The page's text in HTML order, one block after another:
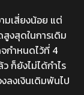
มเสี่ยงน้อย แต่
สูงสุดในการเดิม
กำหนดไว้ที่ 4
ก็ยังไม่ได้กำไร
ลงเงินเดิมพันไป